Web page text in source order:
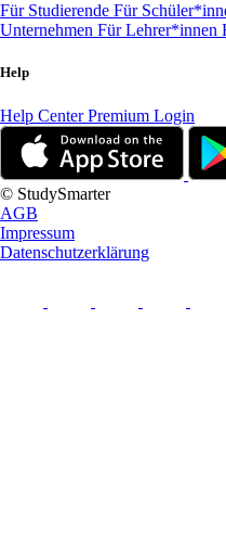
Für Studierende Für
Unternehmen Für Lehrer*innen
Help
Help CenterPremium Login
© StudySmarter
AGB
Impressum
Datenschutzerklärung